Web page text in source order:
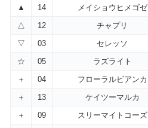
▲
14 メイショウヒメゴゼ
△
12 チャプリ
▽
03 セレッソ
☆
05 ラズライト
＋
04 フローラルビアンカ
＋
13 ケイツーマルカ
＋
09 スリーマイトコーズ